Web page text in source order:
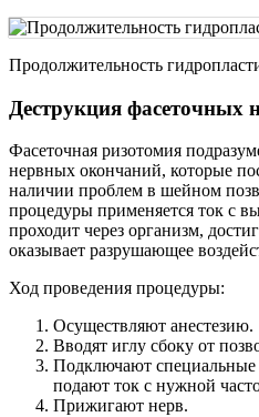
Продолжительность
Деструкция фасеточных
Фасеточная ризотомия
нервных окончаний, которые
наличии проблем в шейном
процедуры применяется ток с
проходит через организм,
оказывает разрушающее
Ход проведения процедуры:
Осуществляют анестезию.
Вводят иглу сбоку от
Подключают специальные
подают ток с нужной
Прижигают нерв.